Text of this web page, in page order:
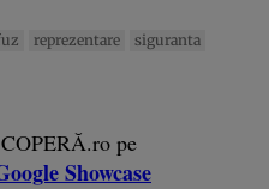
reprezentare
siguranta
pe
Showcase